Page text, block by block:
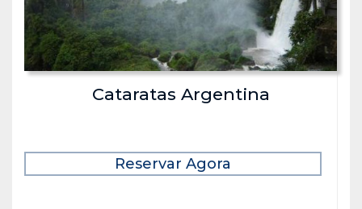
Cataratas Argentina
Reservar Agora